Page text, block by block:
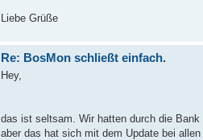
Liebe Grüße
Re: BosMon schließt einfach.
Hey,
das ist seltsam. Wir hatten durch die
aber das hat sich mit dem Update bei allen